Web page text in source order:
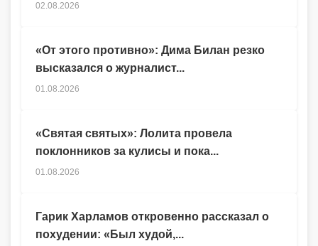
Гарик Харламов откровенно рассказал о
похудении: «Был худой,...
02.08.2026
«От этого противно»: Дима Билан резко
высказался о журналист...
01.08.2026
«Святая святых»: Лолита провела
поклонников за кулисы и пока...
01.08.2026